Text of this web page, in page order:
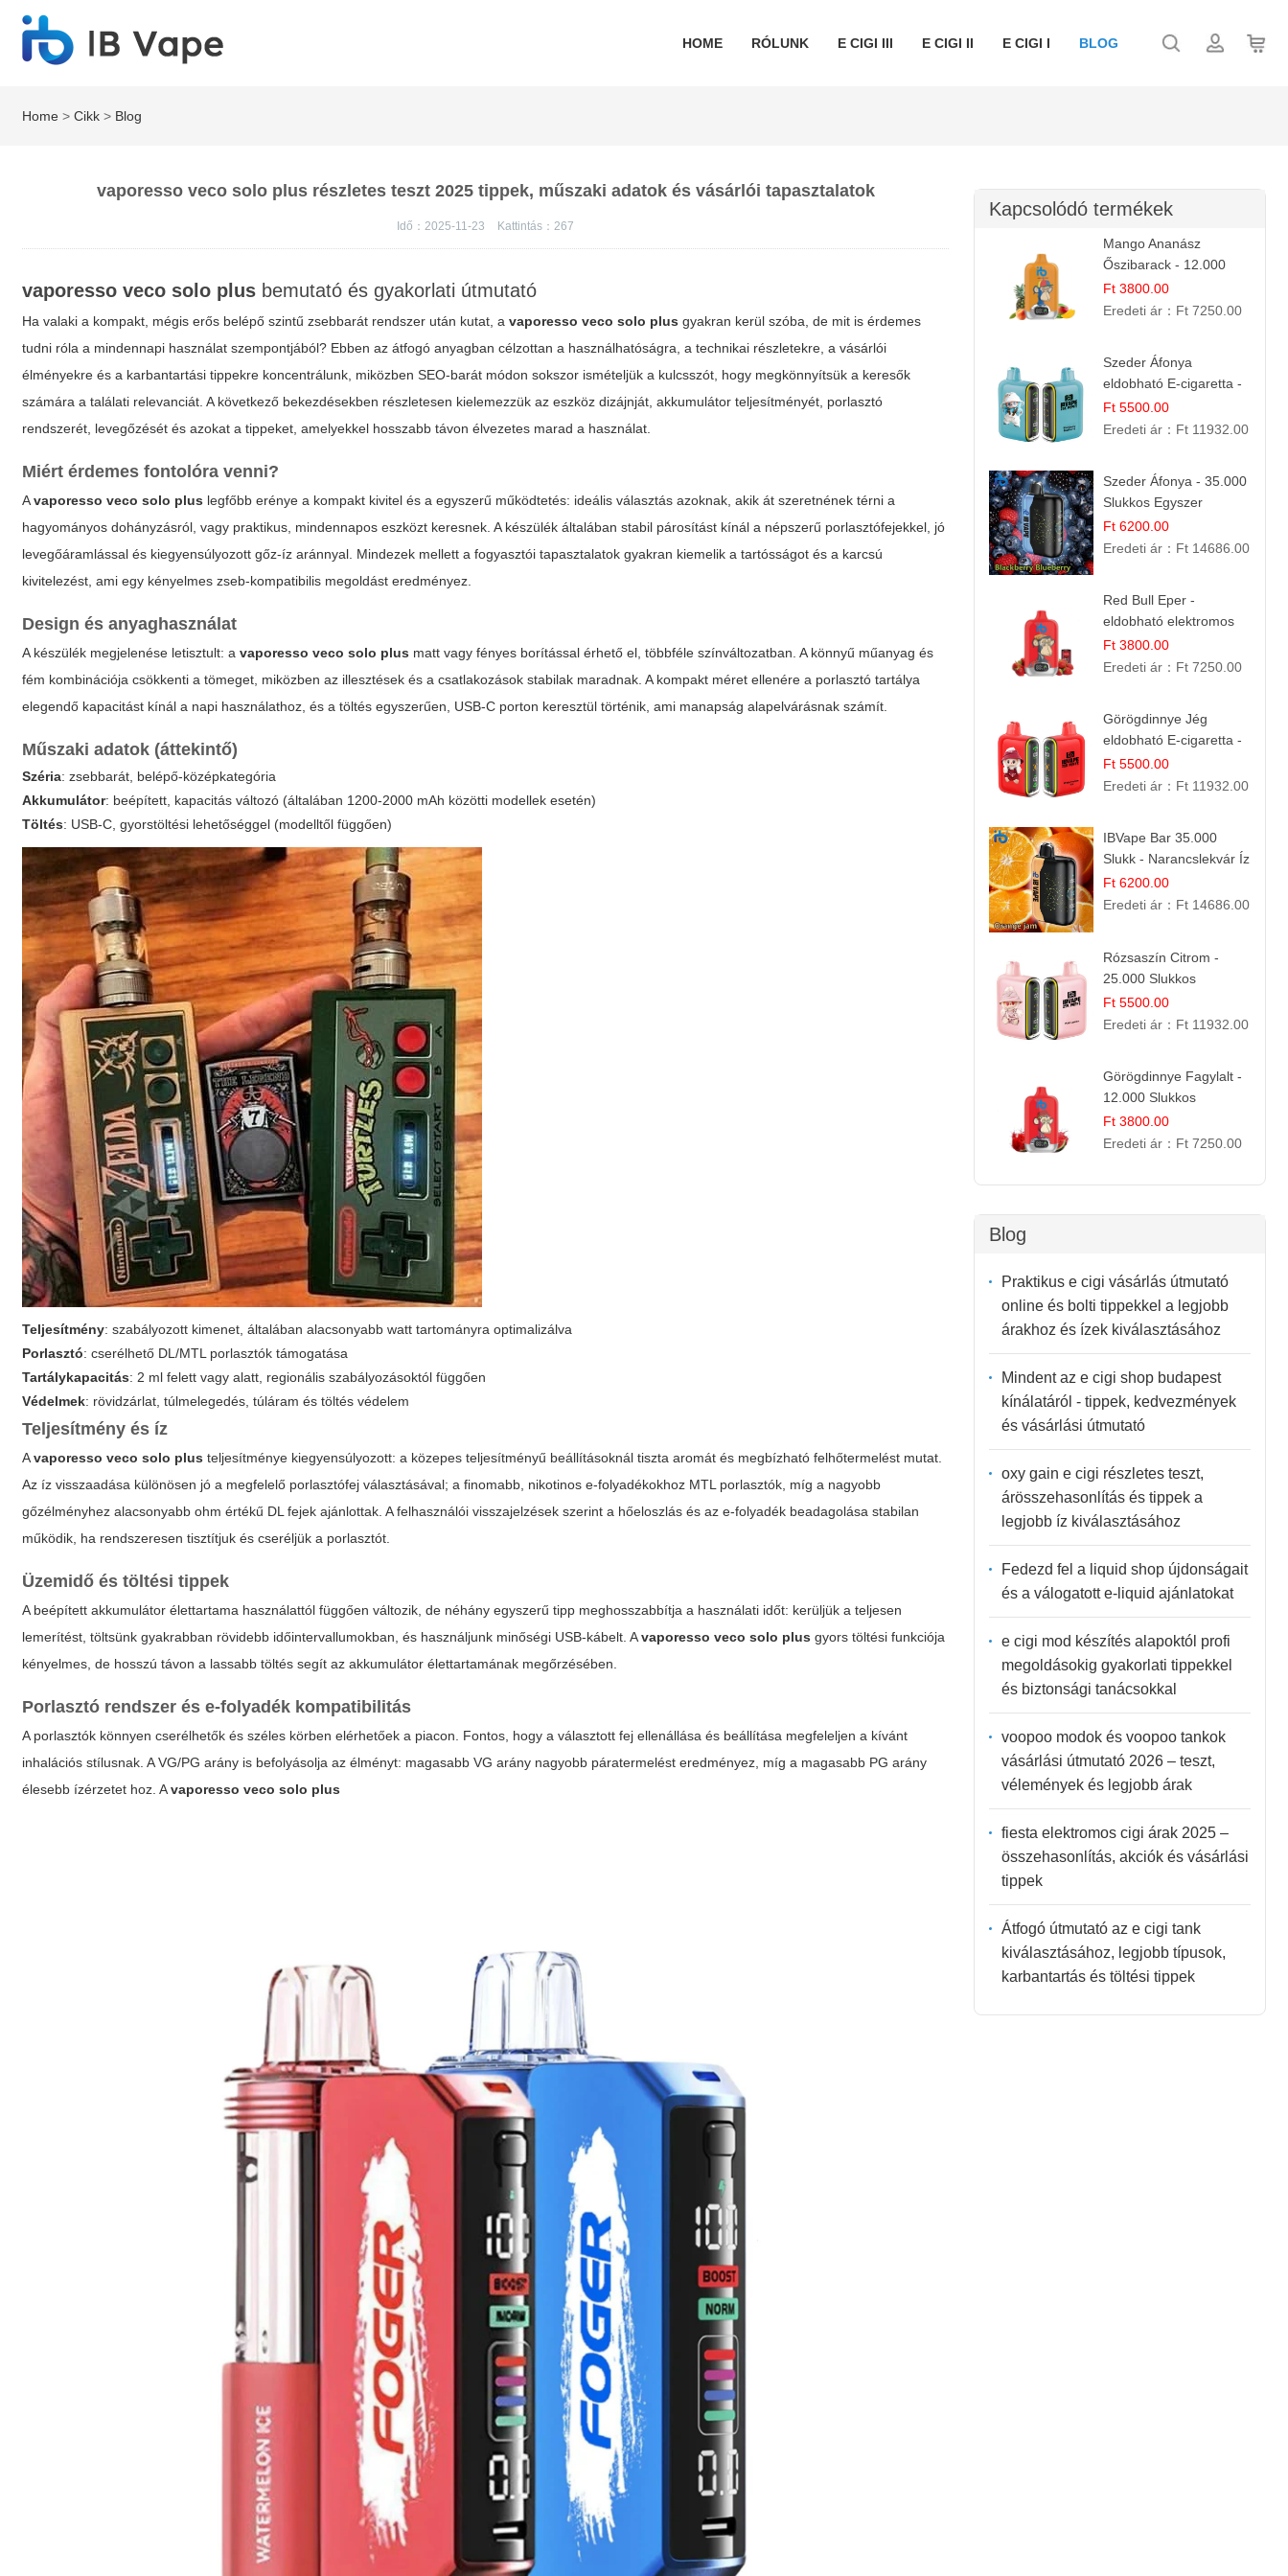
HOME RÓLUNK E CIGI III E CIGI II E CIGI I BLOG
Home >Cikk > Blog
vaporesso veco solo plus részletes teszt 2025 tippek, műszaki adatok és vásárlói tapasztalatok
Idő：2025-11-23 Kattintás：267
vaporesso veco solo plus bemutató és gyakorlati útmutató
Ha valaki a kompakt, mégis erős belépő szintű zsebbarát rendszer után kutat, avaporesso veco solo plus gyakran kerül szóba, de mit is érdemes
tudni róla a mindennapi használat szempontjából? Ebben az átfogó anyagban célzottan a használhatóságra, a technikai részletekre, a vásárlói
élményekre és a karbantartási tippekre koncentrálunk, miközben SEO-barát módon sokszor ismételjük a kulcsszót, hogy megkönnyítsük a keresők
számára a találati relevanciát. A következő bekezdésekben részletesen kielemezzük az eszköz dizájnját, akkumulátor teljesítményét, porlasztó
rendszerét, levegőzését és azokat a tippeket, amelyekkel hosszabb távon élvezetes marad a használat.
Miért érdemes fontolóra venni?
Avaporesso veco solo plus legfőbb erénye a kompakt kivitel és a egyszerű működtetés: ideális választás azoknak, akik át szeretnének térni a
hagyományos dohányzásról, vagy praktikus, mindennapos eszközt keresnek. A készülék általában stabil párosítást kínál a népszerű porlasztófejekkel, jó
levegőáramlással és kiegyensúlyozott gőz-íz aránnyal. Mindezek mellett a fogyasztói tapasztalatok gyakran kiemelik a tartósságot és a karcsú
kivitelezést, ami egy kényelmes zseb-kompatibilis megoldást eredményez.
Design és anyaghasználat
A készülék megjelenése letisztult: avaporesso veco solo plus matt vagy fényes borítással érhető el, többféle színváltozatban. A könnyű műanyag és
fém kombinációja csökkenti a tömeget, miközben az illesztések és a csatlakozások stabilak maradnak. A kompakt méret ellenére a porlasztó tartálya
elegendő kapacitást kínál a napi használathoz, és a töltés egyszerűen, USB-C porton keresztül történik, ami manapság alapelvárásnak számít.
Műszaki adatok (áttekintő)
Széria:zsebbarát, belépő-középkategória
Akkumulátor: beépített, kapacitás változó (általában 1200-2000 mAh közötti modellek esetén)
Töltés: USB-C, gyorstöltési lehetőséggel (modelltől függően)
Teljesítmény: szabályozott kimenet, általában alacsonyabb watt tartományra optimalizálva
Porlasztó: cserélhető DL/MTL porlasztók támogatása
Tartálykapacitás: 2 ml felett vagy alatt, regionális szabályozásoktól függően
Védelmek: rövidzárlat, túlmelegedés, túláram és töltés védelem
Teljesítmény és íz
Avaporesso veco solo plus teljesítménye kiegyensúlyozott: a közepes teljesítményű beállításoknál tiszta aromát és megbízható felhőtermelést mutat.
Az íz visszaadása különösen jó a megfelelő porlasztófej választásával; a finomabb, nikotinos e-folyadékokhoz MTL porlasztók, míg a nagyobb
gőzélményhez alacsonyabb ohm értékű DL fejek ajánlottak. A felhasználói visszajelzések szerint a hőeloszlás és az e-folyadék beadagolása stabilan
működik, ha rendszeresen tisztítjuk és cseréljük a porlasztót.
Üzemidő és töltési tippek
A beépített akkumulátor élettartama használattól függően változik, de néhány egyszerű tipp meghosszabbítja a használati időt: kerüljük a teljesen
lemerítést, töltsünk gyakrabban rövidebb időintervallumokban, és használjunk minőségi USB-kábelt. Avaporesso veco solo plus gyors töltési funkciója
kényelmes, de hosszú távon a lassabb töltés segít az akkumulátor élettartamának megőrzésében.
Porlasztó rendszer és e-folyadék kompatibilitás
A porlasztók könnyen cserélhetők és széles körben elérhetőek a piacon. Fontos, hogy a választott fej ellenállása és beállítása megfeleljen a kívánt
inhalációs stílusnak. A VG/PG arány is befolyásolja az élményt: magasabb VG arány nagyobb páratermelést eredményez, míg a magasabb PG arány
élesebb ízérzetet hoz. Avaporesso veco solo plus
Kapcsolódó termékek
Mango Ananász
Őszibarack - 12.000
Slukkos eldobható e-
Cigaretta
Ft 3800.00
Eredeti ár： Ft 7250.00
Szeder Áfonya
eldobható E-cigaretta -
25.000 Slukk | Prémium
Gyümölcs Íz
Ft 5500.00
Eredeti ár： Ft 11932.00
Szeder Áfonya - 35.000
Slukkos Egyszer
Használatos E-cigaretta
| Prémium Ízélmény
Ft 6200.00
Eredeti ár： Ft 14686.00
Red Bull Eper -
eldobható elektromos
cigi | Energizáló
Gyümölcs Íz
Ft 3800.00
Eredeti ár： Ft 7250.00
Görögdinnye Jég
eldobható E-cigaretta -
25.000 Slukk | Frissítő
Nyári Íz
Ft 5500.00
Eredeti ár： Ft 11932.00
IBVape Bar 35.000
Slukk - Narancslekvár Íz
| Prémium E-cigaretta
Ft 6200.00
Eredeti ár： Ft 14686.00
Rózsaszín Citrom -
25.000 Slukkos
eldobható e-Cigaretta |
IBvape Bar
Ft 5500.00
Eredeti ár： Ft 11932.00
Görögdinnye Fagylalt -
12.000 Slukkos
eldobható e-Cigaretta
Ft 3800.00
Eredeti ár： Ft 7250.00
Blog
Praktikus e cigi vásárlás útmutató
online és bolti tippekkel a legjobb
árakhoz és ízek kiválasztásához
Mindent az e cigi shop budapest
kínálatáról - tippek, kedvezmények
és vásárlási útmutató
oxy gain e cigi részletes teszt,
árösszehasonlítás és tippek a
legjobb íz kiválasztásához
Fedezd fel a liquid shop újdonságait
és a válogatott e-liquid ajánlatokat
e cigi mod készítés alapoktól profi
megoldásokig gyakorlati tippekkel
és biztonsági tanácsokkal
voopoo modok és voopoo tankok
vásárlási útmutató 2026 – teszt,
vélemények és legjobb árak
fiesta elektromos cigi árak 2025 –
összehasonlítás, akciók és vásárlási
tippek
Átfogó útmutató az e cigi tank
kiválasztásához, legjobb típusok,
karbantartás és töltési tippek